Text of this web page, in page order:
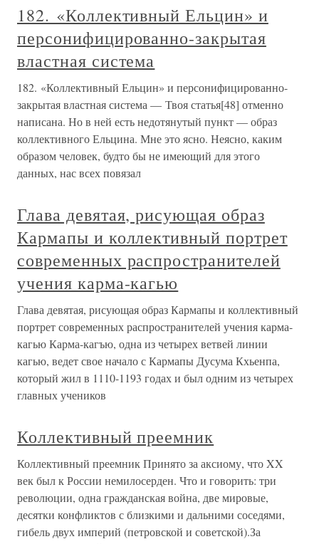
182. «Коллективный Ельцин» и
персонифицированно-закрытая
властная система
182. «Коллективный Ельцин» и персонифицированно-
закрытая властная система — Твоя статья[48] отменно
написана. Но в ней есть недотянутый пункт — образ
коллективного Ельцина. Мне это ясно. Неясно, каким
образом человек, будто бы не имеющий для этого
данных, нас всех повязал
Глава девятая, рисующая образ
Кармапы и коллективный портрет
современных распространителей
учения карма-кагью
Глава девятая, рисующая образ Кармапы и коллективный
портрет современных распространителей учения карма-
кагью Карма-кагъю, одна из четырех ветвей линии
кагью, ведет свое начало с Кармапы Дусума Кхьенпа,
который жил в 1110-1193 годах и был одним из четырех
главных учеников
Коллективный преемник
Коллективный преемник Принято за аксиому, что XX
век был к России немилосерден. Что и говорить: три
революции, одна гражданская война, две мировые,
десятки конфликтов с близкими и дальними соседями,
гибель двух империй (петровской и советской).За